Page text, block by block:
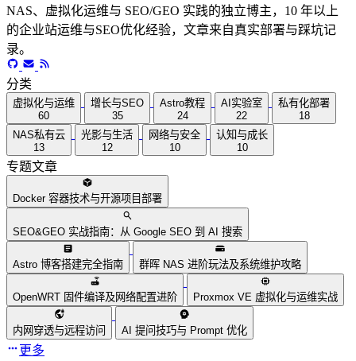
NAS、虚拟化运维与 SEO/GEO 实践的独立博主，10 年以上
的企业站运维与SEO优化经验，文章来自真实部署与踩坑记
录。
分类
虚拟化与运维
60
增长与SEO
35
Astro教程
24
AI实验室
22
私有化部署
18
NAS私有云
13
光影与生活
12
网络与安全
10
认知与成长
10
专题文章
Docker 容器技术与开源项目部署
SEO&GEO 实战指南：从 Google SEO 到 AI 搜索
Astro 博客搭建完全指南 群晖 NAS 进阶玩法及系统维护攻略
OpenWRT 固件编译及网络配置进阶 Proxmox VE 虚拟化与运维实战
内网穿透与远程访问 AI 提问技巧与 Prompt 优化
更多